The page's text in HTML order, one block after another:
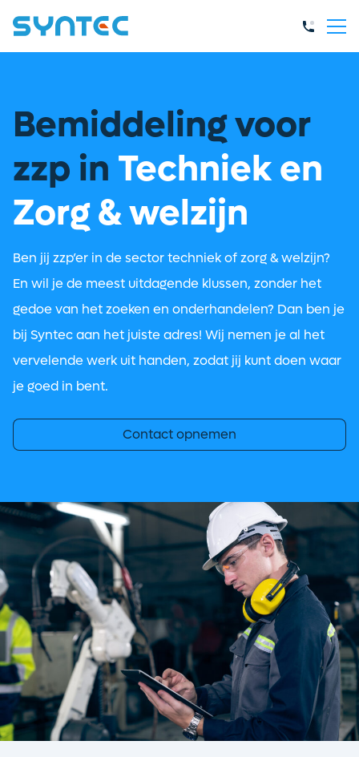
Bemiddeling voor
zzp in Techniek en
Zorg & welzijn
Ben jij zzp’er in de sector techniek of zorg & welzijn?
En wil je de meest uitdagende klussen, zonder het
gedoe van het zoeken en onderhandelen? Dan ben je
bij Syntec aan het juiste adres! Wij nemen je al het
vervelende werk uit handen, zodat jij kunt doen waar
je goed in bent.
Contact opnemen